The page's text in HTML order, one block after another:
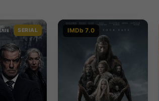
SERIAL IMDb 7.0